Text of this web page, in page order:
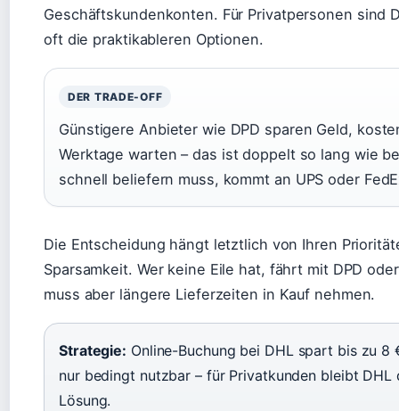
Geschäftskundenkonten. Für Privatpersonen sind
oft die praktikableren Optionen.
DER TRADE-OFF
Günstigere Anbieter wie DPD sparen Geld,
Werktage warten – das ist doppelt so lang wie
schnell beliefern muss, kommt an UPS oder
Die Entscheidung hängt letztlich von Ihren
Sparsamkeit. Wer keine Eile hat, fährt mit DPD
muss aber längere Lieferzeiten in Kauf nehmen.
Strategie: Online-Buchung bei DHL spart bis zu 8
nur bedingt nutzbar – für Privatkunden bleibt
Lösung.